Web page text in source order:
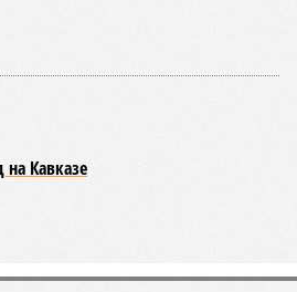
на Кавказе